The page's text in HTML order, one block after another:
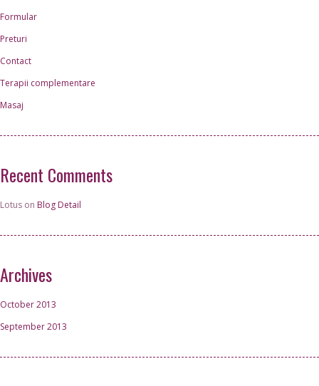
Formular
Preturi
Contact
Terapii complementare
Masaj
Recent Comments
Lotus on Blog Detail
Archives
October 2013
September 2013